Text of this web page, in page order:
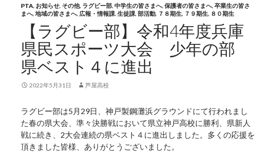
PTA, お知らせ, その他, ラグビー部, 中学生の皆さまへ, 保護者の皆さまへ, 卒業生の皆さ
まへ, 地域の皆さまへ, 広報・情報課, 生徒課, 部活動, ７８期生, ７９期生, ８０期生
【ラグビー部】令和4年度兵庫
県民スポーツ大会 少年の部
県ベスト４に進出
2022年5月31日 芦屋高校
ラグビー部は5月29日、神戸製鋼灘浜グラウンドにて行われまし
た春の県大会、準々決勝戦において県立神戸高校に勝利、県新人
戦に続き、2大会連続の県ベスト４に進出しました。多くの応援を
頂きました皆様、ありがとうございました。